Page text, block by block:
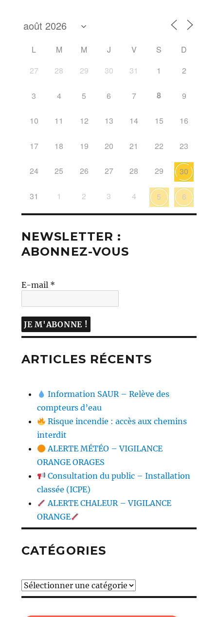
L M M J V S
D
27
28 29 30 31 1 2
3 4 5 6 7 8 9
10 11 12 13 14 15 16
17 18 19 20 21 22 23
24 25 26 27 28 29 30
31 1 2 3 4 5 6
NEWSLETTER :
ABONNEZ-VOUS
E-mail *
ARTICLES RÉCENTS
Information SAUR – Relève des
compteurs d’eau
Risque incendie : accès aux chemins
interdit
ALERTE MÉTÉO – VIGILANCE
ORANGE ORAGES
Consultation du public – Installation
classée (ICPE)
ALERTE CHALEUR – VIGILANCE
ORANGE
CATÉGORIES
Catégories